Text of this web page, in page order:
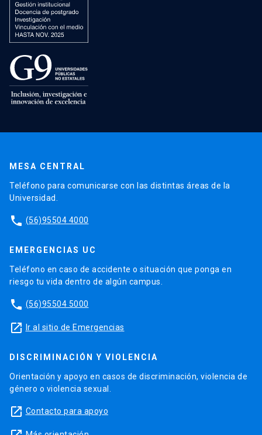
MESA CENTRAL
Teléfono para comunicarse con las distintas áreas de la
Universidad.
phone (56)95504 4000
EMERGENCIAS UC
Teléfono en caso de accidente o situación que ponga en
riesgo tu vida dentro de algún campus.
phone (56)95504 5000
launch Ir al sitio de Emergencias
DISCRIMINACIÓN Y VIOLENCIA
Orientación y apoyo en casos de discriminación, violencia de
género o violencia sexual.
launch Contacto para apoyo